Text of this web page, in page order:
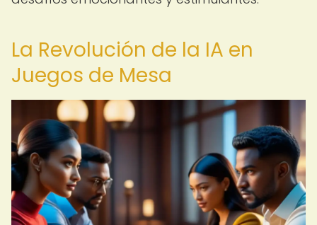
La Revolución de la IA en
Juegos de Mesa